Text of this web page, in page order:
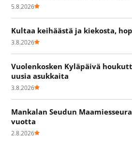
5.8.2026
Kultaa keihäästä ja kiekosta,
3.8.2026
Vuolenkosken Kyläpäivä
uusia asukkaita
3.8.2026
Mankalan Seudun
vuotta
2.8.2026